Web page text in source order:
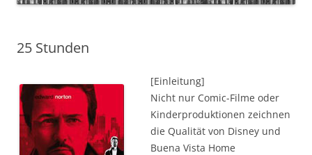
25 Stunden
[Einleitung]
Nicht nur Comic-Filme oder
Kinderproduktionen zeichnen
die Qualität von Disney und
Buena Vista Home